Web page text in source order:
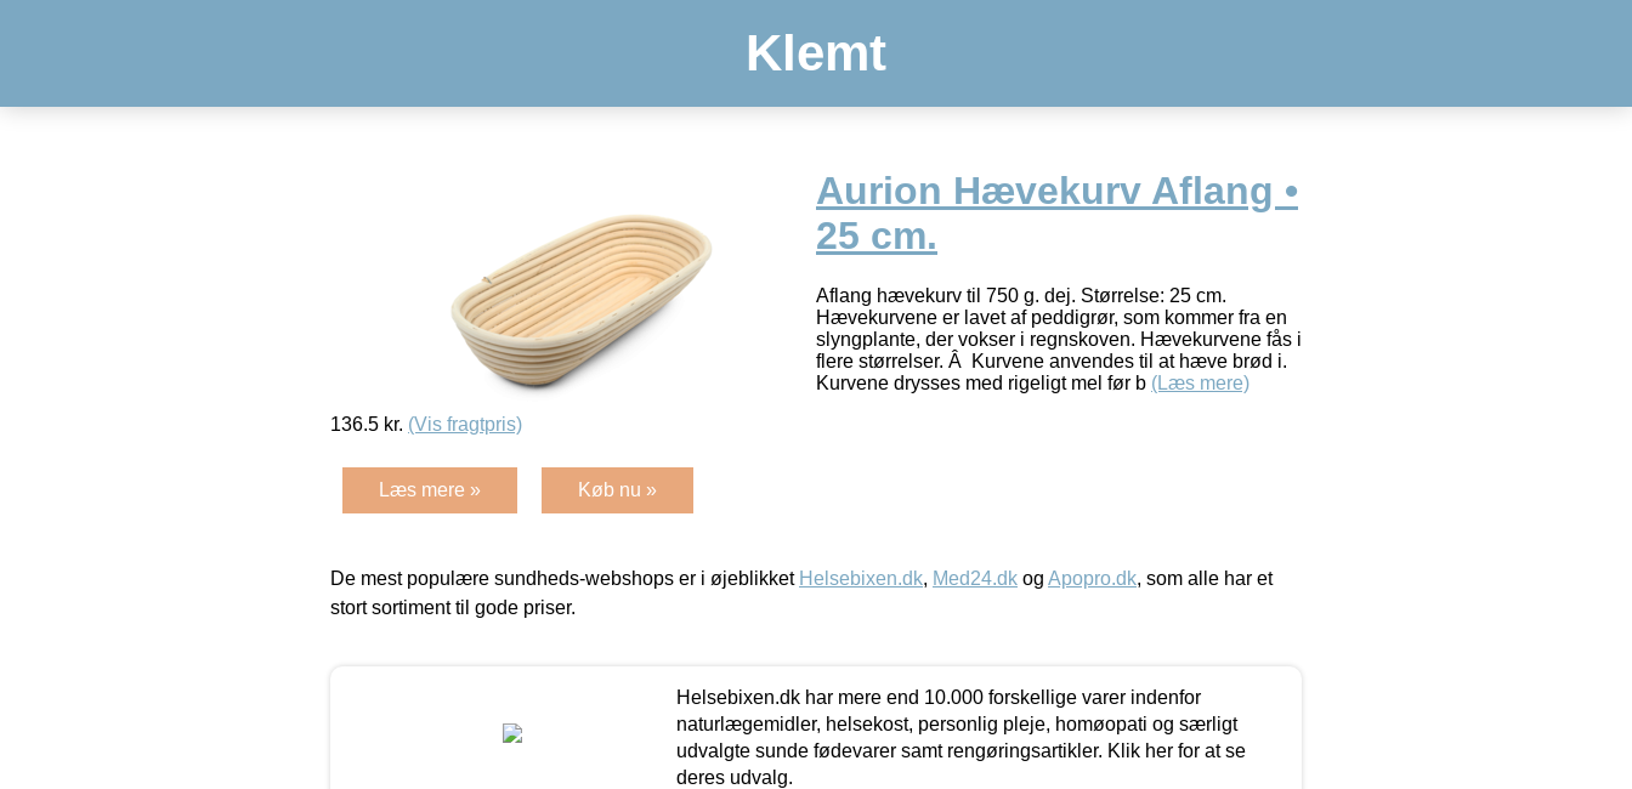
Klemt
Aurion Hævekurv Aflang •
25 cm.
Aflang hævekurv til 750 g. dej. Størrelse: 25 cm.
Hævekurvene er lavet af peddigrør, som kommer fra en
slyngplante, der vokser i regnskoven. Hævekurvene fås i
flere størrelser. Â Kurvene anvendes til at hæve brød i.
Kurvene drysses med rigeligt mel før b (Læs mere)
136.5 kr. (Vis fragtpris)
Læs mere » Køb nu »
De mest populære sundheds-webshops er i øjeblikket Helsebixen.dk, Med24.dk og Apopro.dk, som alle har et
stort sortiment til gode priser.
Helsebixen.dk har mere end 10.000 forskellige varer indenfor
naturlægemidler, helsekost, personlig pleje, homøopati og særligt
udvalgte sunde fødevarer samt rengøringsartikler. Klik her for at se
deres udvalg.